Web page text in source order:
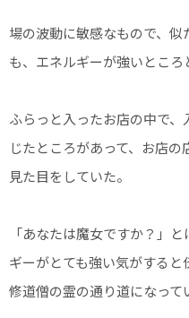
場の波動に敏感なもので、
も、エネルギーが強いところ
ふらっと入ったお店の中で
じたところがあって、お店
見た目をしていた。
「あなたは魔女ですか？」
ギーがとても強い気がする
修道僧の霊の通り道になって